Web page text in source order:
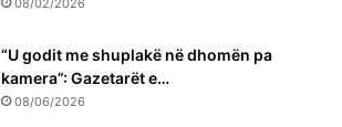
08/02/2026
“U godit me shuplakë në dhomën pa
kamera”: Gazetarët e…
08/06/2026